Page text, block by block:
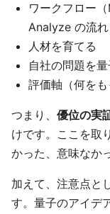
ワークフロー
Analyze の流
人材を育てる
自社の問題を
評価軸（何を
つまり、 優位の実
けです。ここを取
かった、意味なか
加えて、注意点と
す。量子のアイデ